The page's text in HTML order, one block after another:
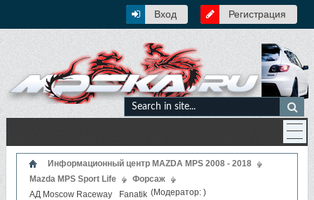
Вход Регистрация
Информационный центр MAZDA MPS 2008 - 2018
Mazda MPS Sport Life
Форсаж
АД Moscow Raceway
(Модератор:
Fanatik )